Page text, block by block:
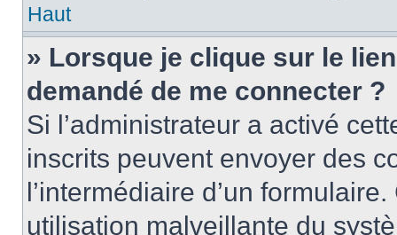
Haut
» Lorsque je clique sur le
demandé de me connecter ?
Si l’administrateur a activé
inscrits peuvent envoyer des
l’intermédiaire d’un
utilisation malveillante du